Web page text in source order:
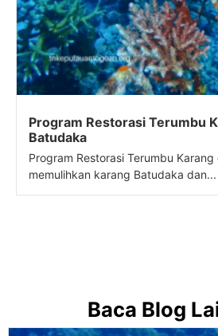
Program Restorasi Terumbu
Batudaka
Program Restorasi Terumbu
memulihkan karang Batudaka dan...
Baca Blog